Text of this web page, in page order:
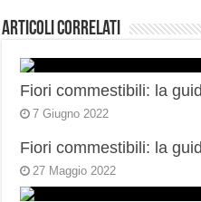
Articoli correlati
Fiori commestibili: la
7 Giugno 2022
Fiori commestibili: la
27 Maggio 2022